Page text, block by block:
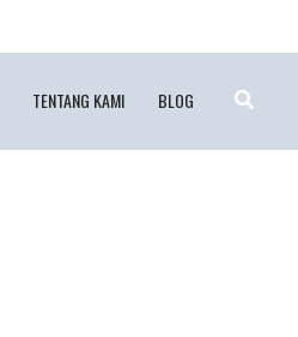
TENTANG KAMI BLOG